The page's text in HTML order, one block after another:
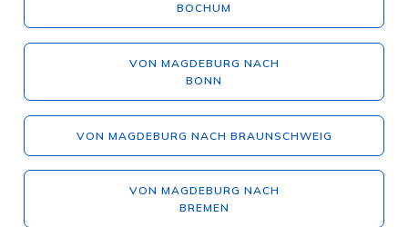
BOCHUM
VON MAGDEBURG NACH
BONN
VON MAGDEBURG NACH BRAUNSCHWEIG
VON MAGDEBURG NACH
BREMEN